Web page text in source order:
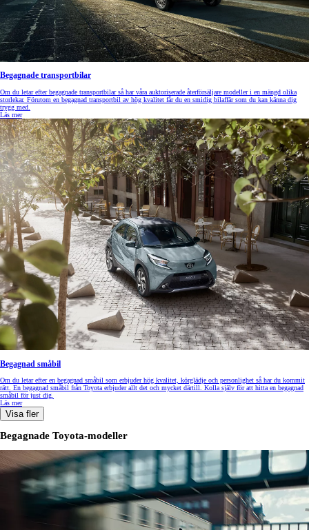
Begagnade transportbilar
Om du letar efter begagnade transportbilar så har våra auktoriserade återförsäljare modeller i en mängd olika
storlekar. Förutom en begagnad transportbil av hög kvalitet får du en smidig bilaffär som du kan känna dig
trygg med.
Läs mer
Begagnad småbil
Om du letar efter en begagnad småbil som erbjuder hög kvalitet, körglädje och personlighet så har du kommit
rätt. En begagnad småbil från Toyota erbjuder allt det och mycket därtill. Kolla själv för att hitta en begagnad
småbil för just dig.
Läs mer
Visa fler
Begagnade Toyota-modeller